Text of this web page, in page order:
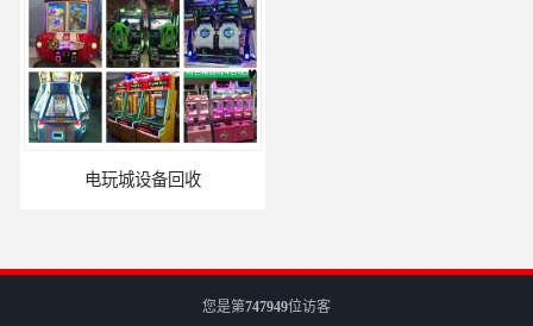
全国二手游艺机上门回收公司
您是第747949位访客